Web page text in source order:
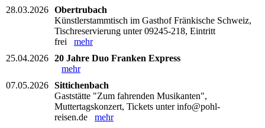
28.03.2026 Obertrubach
Künstlerstammtisch im Gasthof Fränkische Schweiz,
Tischreservierung unter 09245-218, Eintritt
frei mehr
25.04.2026 20 Jahre Duo Franken Express
mehr
07.05.2026 Sittichenbach
Gaststätte "Zum fahrenden Musikanten",
Muttertagskonzert, Tickets unter info@pohl-
reisen.de mehr